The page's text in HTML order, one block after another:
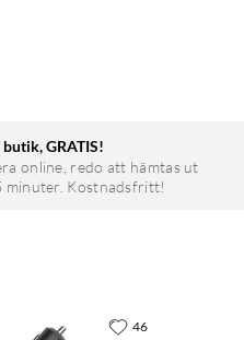
GRATIS!
online, redo att hämtas ut
minuter. Kostnadsfritt!
46